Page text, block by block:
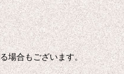
場合もございます。